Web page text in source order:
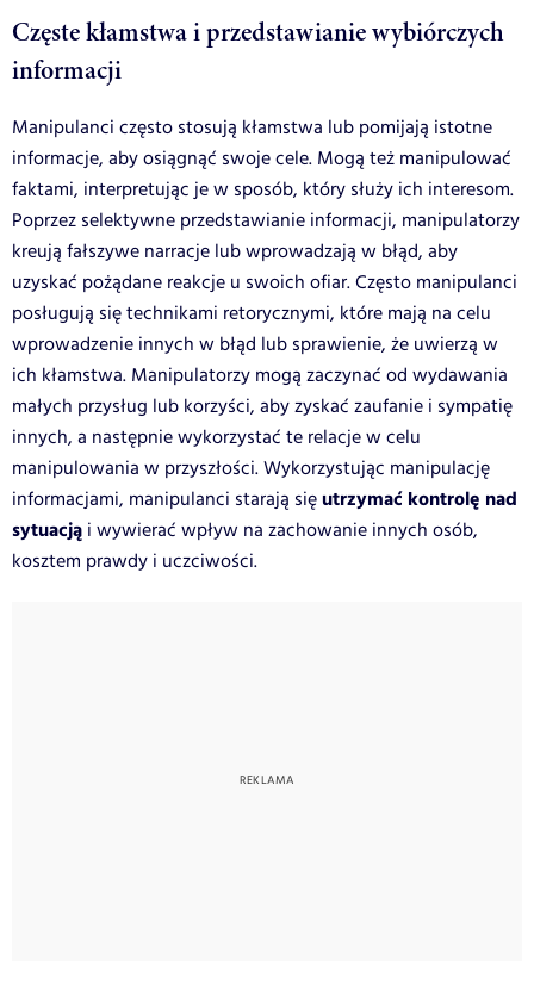
Częste kłamstwa i przedstawianie wybiórczych
informacji
Manipulanci często stosują kłamstwa lub pomijają istotne
informacje, aby osiągnąć swoje cele. Mogą też manipulować
faktami, interpretując je w sposób, który służy ich interesom.
Poprzez selektywne przedstawianie informacji, manipulatorzy
kreują fałszywe narracje lub wprowadzają w błąd, aby
uzyskać pożądane reakcje u swoich ofiar. Często manipulanci
posługują się technikami retorycznymi, które mają na celu
wprowadzenie innych w błąd lub sprawienie, że uwierzą w
ich kłamstwa. Manipulatorzy mogą zaczynać od wydawania
małych przysług lub korzyści, aby zyskać zaufanie i sympatię
innych, a następnie wykorzystać te relacje w celu
manipulowania w przyszłości. Wykorzystując manipulację
informacjami, manipulanci starają sięutrzymać kontrolę nad
sytuacją i wywierać wpływ na zachowanie innych osób,
kosztem prawdy i uczciwości.